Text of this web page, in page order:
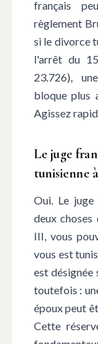
français
règlement
si le divorce
l'arrêt du
23.726),
bloque plus
Agissez
Le juge
tunisienne
Oui. Le
deux choses
III, vous
vous est
est
toutefois :
époux peut
Cette